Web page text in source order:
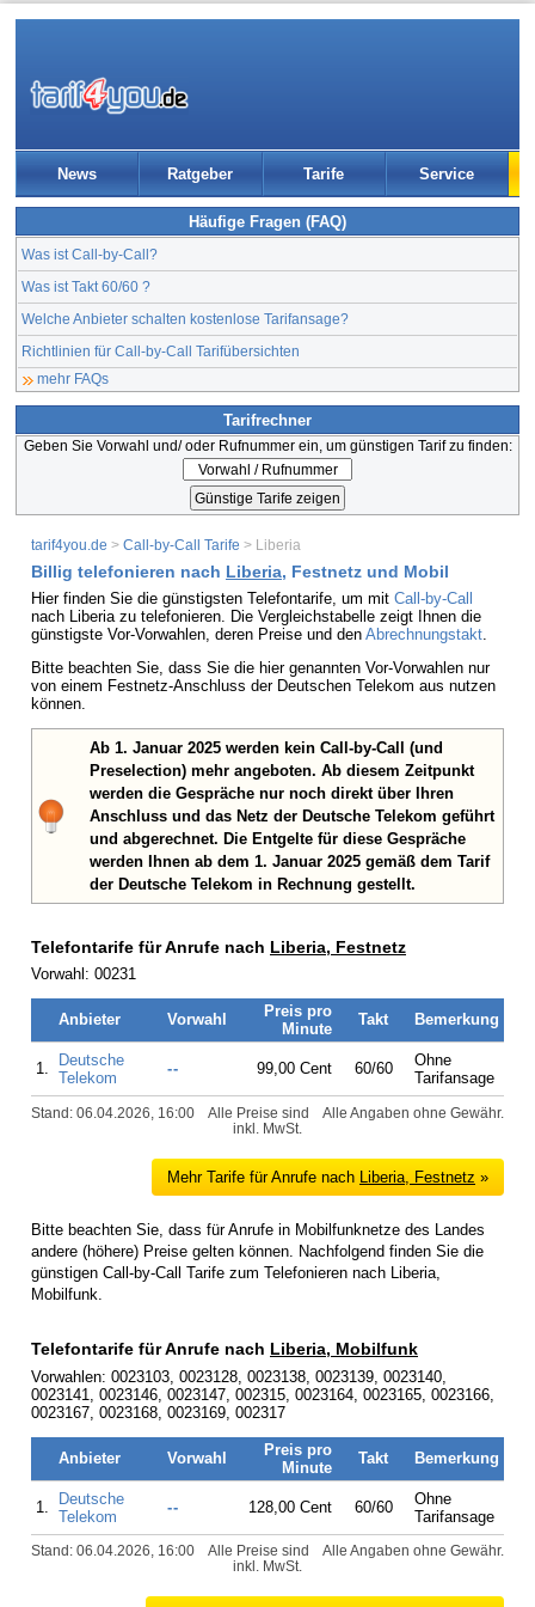
News Ratgeber Tarife Service
Häufige Fragen (FAQ)
Was ist Call-by-Call?
Was ist Takt 60/60 ?
Welche Anbieter schalten kostenlose Tarifansage?
Richtlinien für Call-by-Call Tarifübersichten
mehr FAQs
Tarifrechner
Geben Sie Vorwahl und/ oder Rufnummer ein, um günstigen Tarif zu finden:
tarif4you.de > Call-by-Call Tarife > Liberia
Billig telefonieren nach Liberia, Festnetz und Mobil
Hier finden Sie die günstigsten Telefontarife, um mit Call-by-Call
nach Liberia zu telefonieren. Die Vergleichstabelle zeigt Ihnen die
günstigste Vor-Vorwahlen, deren Preise und den Abrechnungstakt
Bitte beachten Sie, dass Sie die hier genannten Vor-Vorwahlen nur
von einem Festnetz-Anschluss der Deutschen Telekom aus nutzen
können.
Ab 1. Januar 2025 werden kein Call-by-Call (und
Preselection) mehr angeboten. Ab diesem Zeitpunkt
werden die Gespräche nur noch direkt über Ihren
Anschluss und das Netz der Deutsche Telekom geführt
und abgerechnet. Die Entgelte für diese Gespräche
werden Ihnen ab dem 1. Januar 2025 gemäß dem Tarif
der Deutsche Telekom in Rechnung gestellt.
Telefontarife für Anrufe nach Liberia, Festnetz
Vorwahl: 00231
Anbieter Vorwahl
Preis pro
Minute
Takt Bemerkung
1.
Deutsche
Telekom
-- 99,00 Cent 60/60
Ohne
Tarifansage
Stand: 06.04.2026, 16:00 Alle Angaben ohne Gewähr.
Alle Preise sind
inkl. MwSt.
Mehr Tarife für Anrufe nach Liberia, Festnetz »
Bitte beachten Sie, dass für Anrufe in Mobilfunknetze des Landes
andere (höhere) Preise gelten können. Nachfolgend finden Sie die
günstigen Call-by-Call Tarife zum Telefonieren nach Liberia,
Mobilfunk.
Telefontarife für Anrufe nach Liberia, Mobilfunk
Vorwahlen: 0023103, 0023128, 0023138, 0023139, 0023140,
0023141, 0023146, 0023147, 002315, 0023164, 0023165, 0023166,
0023167, 0023168, 0023169, 002317
Anbieter Vorwahl
Preis pro
Minute
Takt Bemerkung
1.
Deutsche
Telekom
-- 128,00 Cent 60/60
Ohne
Tarifansage
Stand: 06.04.2026, 16:00 Alle Angaben ohne Gewähr.
Alle Preise sind
inkl. MwSt.